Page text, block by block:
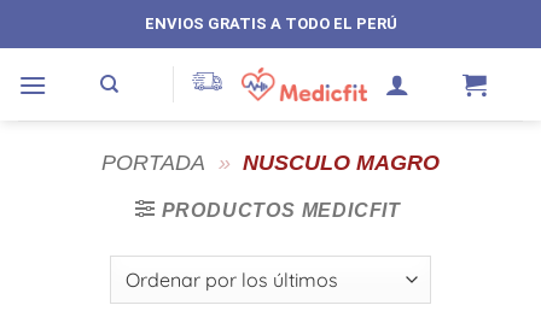
al
contenido
ENVIOS GRATIS A TODO EL PERÚ
PORTADA » NUSCULO MAGRO
PRODUCTOS MEDICFIT